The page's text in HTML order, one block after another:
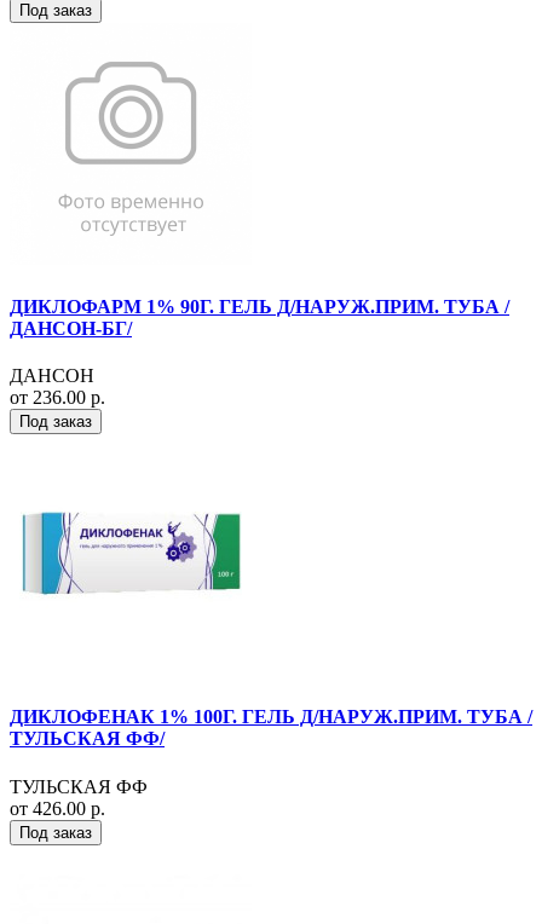
Под заказ
ДИКЛОФАРМ 1% 90Г. ГЕЛЬ Д/НАРУЖ.ПРИМ. ТУБА /
ДАНСОН-БГ/
ДАНСОН
от 236.00 р.
Под заказ
ДИКЛОФЕНАК 1% 100Г. ГЕЛЬ Д/НАРУЖ.ПРИМ. ТУБА /
ТУЛЬСКАЯ ФФ/
ТУЛЬСКАЯ ФФ
от 426.00 р.
Под заказ